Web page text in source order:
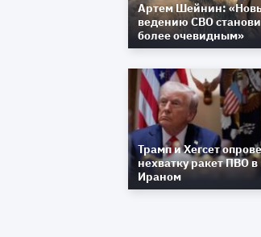
Артем Шейнин:
ведению СВО
более очевидным»
Трамп и Хегсет
нехватку ракет ПВО в
Ираном